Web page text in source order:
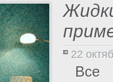
22
Все